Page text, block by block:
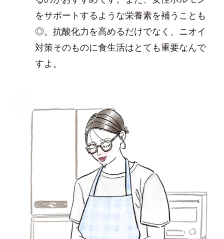
をサポートするような栄養素を補うことも
◎。抗酸化力を高めるだけでなく、ニオイ
対策そのものに食生活はとても重要なんで
すよ。